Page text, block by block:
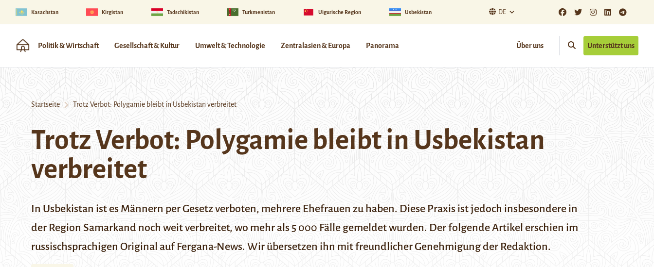
Kasachstan Kirgistan Tadschikistan Turkmenistan Uigurische Region Usbekistan DE
Politik & Wirtschaft Gesellschaft & Kultur Umwelt & Technologie Zentralasien & Europa Panorama Über uns Unterstützt uns
Startseite Trotz Verbot: Polygamie bleibt in Usbekistan verbreitet
Trotz Verbot: Polygamie bleibt in Usbekistan
verbreitet
In Usbekistan ist es Männern per Gesetz verboten, mehrere Ehefrauen zu haben. Diese Praxis ist jedoch insbesondere in
der Region Samarkand noch weit verbreitet, wo mehr als 5 000 Fälle gemeldet wurden. Der folgende Artikel erschien im
russischsprachigen Original auf Fergana-News. Wir übersetzen ihn mit freundlicher Genehmigung der Redaktion.